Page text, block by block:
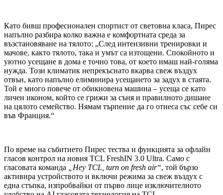
Като бивш професионален спортист от световна класа, Пирес
напълно разбира колко важна е комфортната среда за
възстановяване на тялото: „След интензивни тренировки и
мачове, както тялото, така и умът са изтощени. Спокойното и
уютно усещане в дома е точно това, от което имаш най-голяма
нужда. Този климатик непрекъснато вкарва свеж въздух
отвън, като напълно елиминира усещането за задух в стаята.
Той е много повече от обикновена машина – усеща се като
личен иконом, който се грижи за съня и правилното дишане
на цялото семейство. Нямам търпение да го отнеса със себе си
във Франция.“
По време на събитието Пирес тества и функцията за офлайн
гласов контрол на новия TCL FreshIN 3.0 Ultra. Само с
гласовата команда
„Hey TCL, turn on fresh air“, той бързо
активира устройството и включи режима за свеж въздух с
една стъпка, изпробвайки от първо лице изключителното